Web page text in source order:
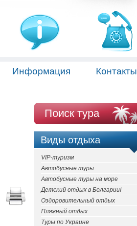
Информация Контакты
Поиск тура
Виды отдыха
VIP-туризм
Автобусные туры
Автобусные туры на море
Детский отдых в Болгарии!
Оздоровительный отдых
Пляжный отдых
Туры по Украине